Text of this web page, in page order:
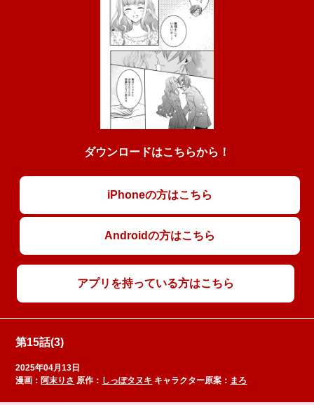
ダウンロードはこちらから！
iPhoneの方はこちら
Androidの方はこちら
アプリを持っている方はこちら
第15話(3)
2025年04月13日
漫画： 阿末りさ 原作： しっぽタヌキ キャラクター原案： まろ